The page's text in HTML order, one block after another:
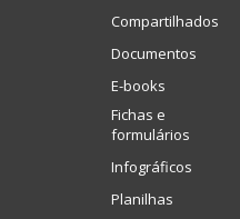
Compartilhados
Documentos
E-books
Fichas e
formulários
Infográficos
Planilhas